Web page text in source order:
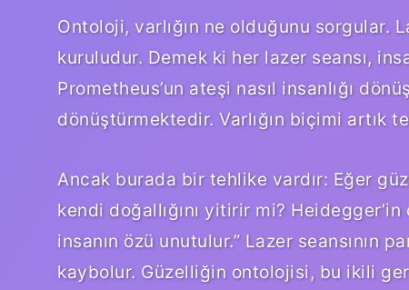
Ontoloji, varlığın ne olduğunu sorgular.
kuruludur. Demek ki her lazer seansı,
Prometheus’un ateşi nasıl insanlığı
dönüştürmektedir. Varlığın biçimi artık
Ancak burada bir tehlike vardır: Eğer
kendi doğallığını yitirir mi?
insanın özü unutulur.” Lazer seansının
kaybolur. Güzelliğin ontolojisi, bu ikili